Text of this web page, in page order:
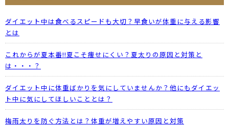
ダイエット中は食べるスピードも大切？早食いが体重に与える影響
とは
これからが夏本番!!夏こそ痩せにくい？夏太りの原因と対策と
は・・・？
ダイエット中に体重ばかりを気にしていませんか？他にもダイエッ
ト中に気にしてほしいこととは？
梅雨太りを防ぐ方法とは？体重が増えやすい原因と対策